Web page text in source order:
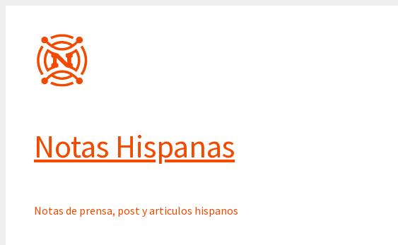
contenido
Notas Hispanas
Notas de prensa, post y articulos hispanos